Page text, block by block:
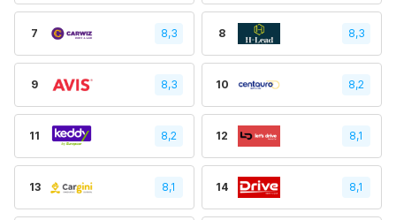
7 8,3 8 8,3
9 8,3 10 8,2
11 8,2 12 8,1
13 8,1 14 8,1